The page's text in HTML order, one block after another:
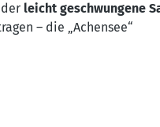
leicht geschwungene
– die „Achensee“